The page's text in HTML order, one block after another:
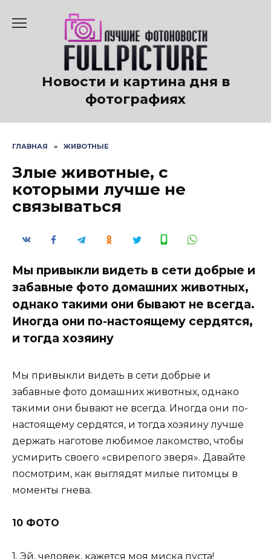
содержанию
Новости и картина дня в
фотографиях
ГЛАВНАЯ » ЖИВОТНЫЕ
Злые животные, с
которыми лучше не
связываться
Мы привыкли видеть в сети добрые и
забавные фото домашних животных,
однако такими они бывают не всегда.
Иногда они по-настоящему сердятся,
и тогда хозяину
Мы привыкли видеть в сети добрые и
забавные фото домашних животных, однако
такими они бывают не всегда. Иногда они по-
настоящему сердятся, и тогда хозяину лучше
держать наготове любимое лакомство, чтобы
усмирить своего «свирепого зверя». Давайте
посмотрим, как выглядят милые питомцы в
моменты гнева.
10 ФОТО
1. Эй, человек, кажется моя миска пуста!